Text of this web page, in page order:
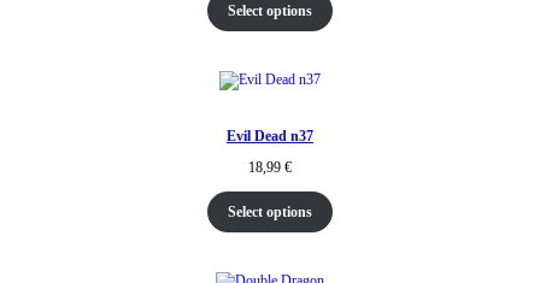
Select options
Evil Dead n37
18,99 €
Select options